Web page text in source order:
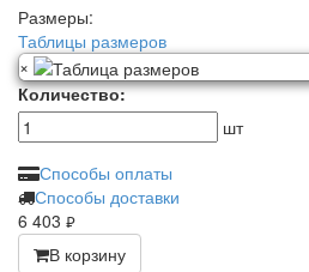
Размеры:
Таблицы размеров
×
Количество:
шт
Способы оплаты
Способы доставки
6 403 руб.
В корзину